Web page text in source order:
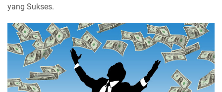
уаng Sukses.